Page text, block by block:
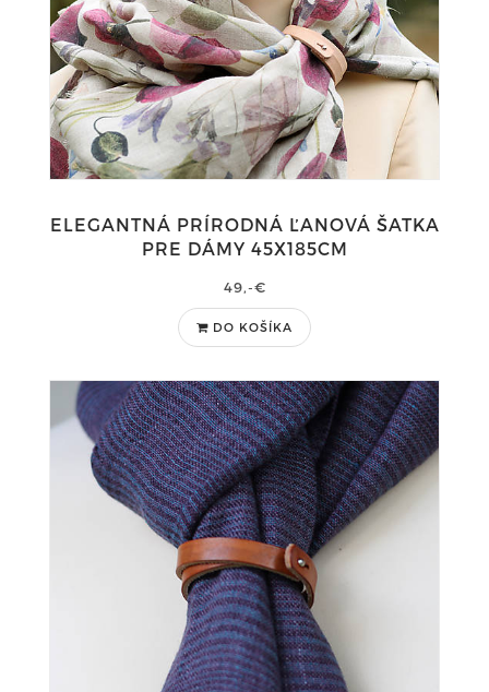
ELEGANTNÁ PRÍRODNÁ ĽANOVÁ ŠATKA
PRE DÁMY 45X185CM
49,-€
DO KOŠÍKA